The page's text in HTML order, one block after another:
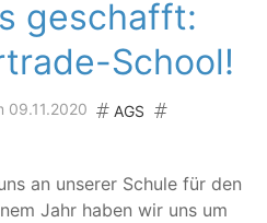
geschafft:
School!
09.11.2020
AGS
an unse­rer Schu­le für den
Jahr haben wir uns um